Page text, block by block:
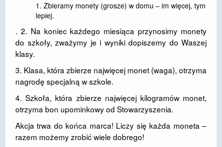
DOSTĘPNOŚĆ
POLITYKA PRYWATNOŚCI
RODO
EGZAMIN ÓSMOKLASISTY
STANDARDY OCHRONY MAŁOLETNICH
KSZTAŁCENIA OGÓLNEGO NA TERENIE MIASTA
ŻORY”
Zbieramy monety (grosze) w domu – im więcej, tym
lepiej.
. 2. Na koniec każdego miesiąca przynosimy monety
do szkoły, zważymy je i wyniki dopiszemy do Waszej
klasy.
3. Klasa, która zbierze najwięcej monet (waga), otrzyma
nagrodę specjalną w szkole.
4. Szkoła, która zbierze najwięcej kilogramów monet,
otrzyma bon upominkowy od Stowarzyszenia.
Akcja trwa do końca marca! Liczy się każda moneta –
razem możemy zrobić wiele dobrego!